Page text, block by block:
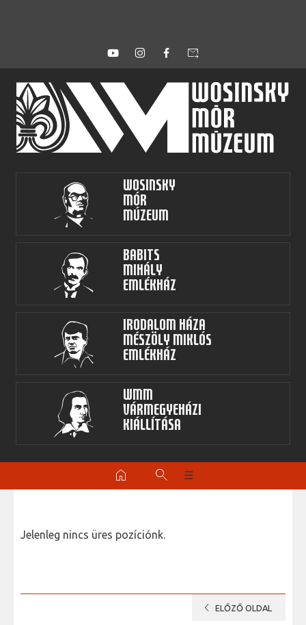
forward_to_inbox
Wosinsky
Mór
Múzeum
Babits
Mihály
Emlékház
Irodalom Háza
Mészöly Miklós
Emlékház
WMM
Vármegyeházi
kiállítása
home search ☰
Jelenleg nincs üres pozíciónk.
chevron_left ELŐZŐ OLDAL